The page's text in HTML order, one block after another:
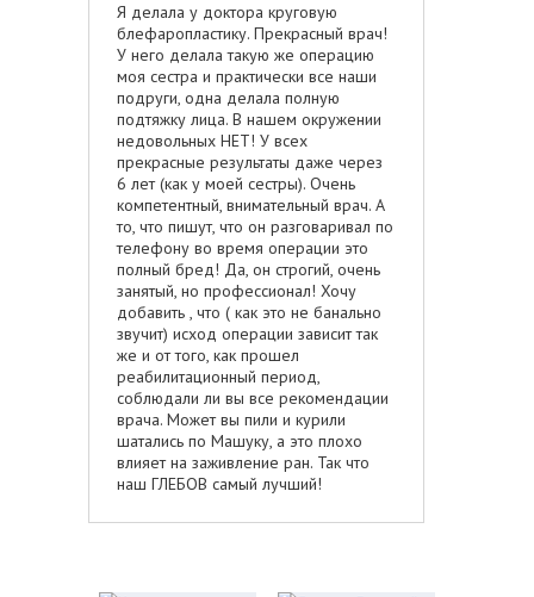
Я делала у доктора круговую
блефаропластику. Прекрасный врач!
У него делала такую же операцию
моя сестра и практически все наши
подруги, одна делала полную
подтяжку лица. В нашем окружении
недовольных НЕТ! У всех
прекрасные результаты даже через
6 лет (как у моей сестры). Очень
компетентный, внимательный врач. А
то, что пишут, что он разговаривал по
телефону во время операции это
полный бред! Да, он строгий, очень
занятый, но профессионал! Хочу
добавить , что ( как это не банально
звучит) исход операции зависит так
же и от того, как прошел
реабилитационный период,
соблюдали ли вы все рекомендации
врача. Может вы пили и курили
шатались по Машуку, а это плохо
влияет на заживление ран. Так что
наш ГЛЕБОВ самый лучший!